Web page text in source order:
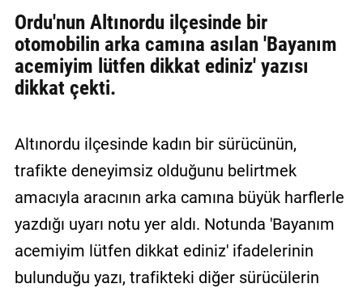
YAZARLAR
BİZE
ULAŞIN
İletişim
Gizlilik
Politikası
Ordu'nun Altınordu ilçesinde bir
otomobilin arka camına asılan 'Bayanım
acemiyim lütfen dikkat ediniz' yazısı
dikkat çekti.
Altınordu ilçesinde kadın bir sürücünün,
trafikte deneyimsiz olduğunu belirtmek
amacıyla aracının arka camına büyük harflerle
yazdığı uyarı notu yer aldı. Notunda 'Bayanım
acemiyim lütfen dikkat ediniz' ifadelerinin
bulunduğu yazı, trafikteki diğer sürücülerin